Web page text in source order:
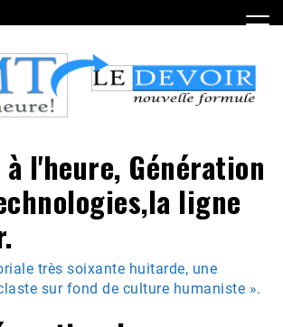
à l'heure, Génération
ligne
très soixante huitarde, une
sur fond de culture humaniste ».